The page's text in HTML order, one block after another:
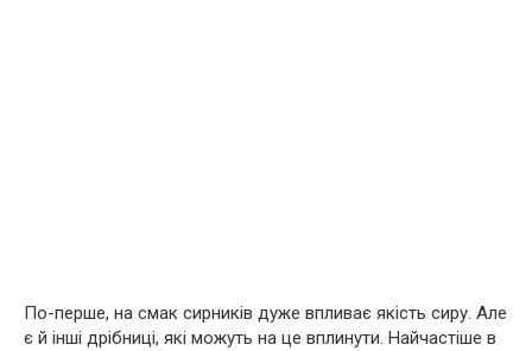
По-перше, на смак сирників дуже впливає якість сиру. Але
є й інші дрібниці, які можуть на це вплинути. Найчастіше в